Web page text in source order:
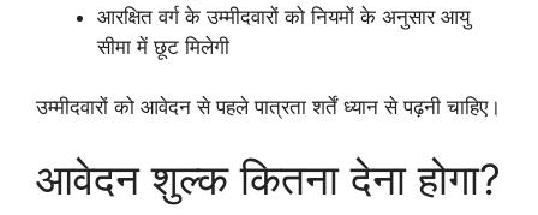
आरक्षित वर्ग के उम्मीदवारों को नियमों के अनुसार आयु
सीमा में छूट मिलेगी
उम्मीदवारों को आवेदन से पहले पात्रता शर्तें ध्यान से पढ़नी चाहिए।
आवेदन शुल्क कितना देना होगा?